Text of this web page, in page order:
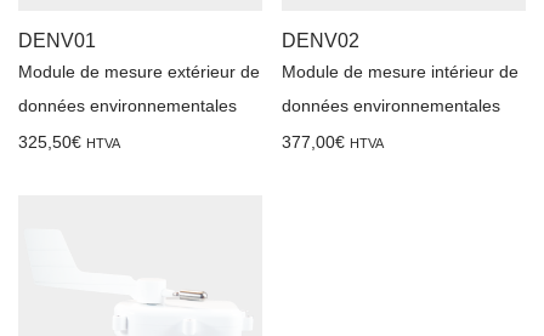
DENV01
Module de mesure extérieur de
données environnementales
325,50€ HTVA
DENV02
Module de mesure intérieur de
données environnementales
377,00€ HTVA